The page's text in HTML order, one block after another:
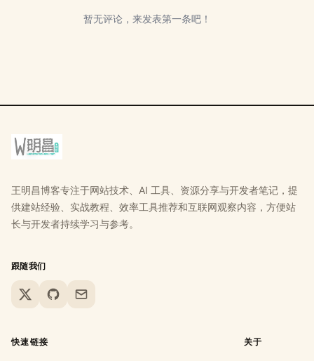
暂无评论，来发表第一条吧！
王明昌博客专注于网站技术、AI 工具、资源分享与开发者笔记，提
供建站经验、实战教程、效率工具推荐和互联网观察内容，方便站
长与开发者持续学习与参考。
跟随我们
X GitHubEmail
快速链接 关于